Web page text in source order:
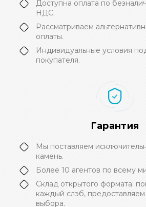
Доступна оплата по
НДС.
Рассматриваем
оплаты.
Индивидуальные условия
покупателя.
Гарантия
Мы поставляем
камень.
Более 10 агентов по всему
Склад открытого формата:
каждый слэб,
выбора.